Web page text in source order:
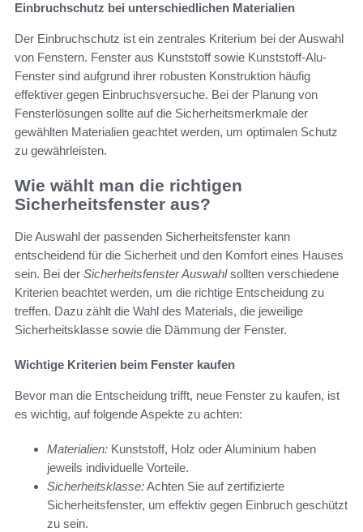
Einbruchschutz bei unterschiedlichen Materialien
Der Einbruchschutz ist ein zentrales Kriterium bei der Auswahl
von Fenstern. Fenster aus Kunststoff sowie Kunststoff-Alu-
Fenster sind aufgrund ihrer robusten Konstruktion häufig
effektiver gegen Einbruchsversuche. Bei der Planung von
Fensterlösungen sollte auf die Sicherheitsmerkmale der
gewählten Materialien geachtet werden, um optimalen Schutz
zu gewährleisten.
Wie wählt man die richtigen
Sicherheitsfenster aus?
Die Auswahl der passenden Sicherheitsfenster kann
entscheidend für die Sicherheit und den Komfort eines Hauses
sein. Bei der Sicherheitsfenster Auswahlsollten verschiedene
Kriterien beachtet werden, um die richtige Entscheidung zu
treffen. Dazu zählt die Wahl des Materials, die jeweilige
Sicherheitsklasse sowie die Dämmung der Fenster.
Wichtige Kriterien beim Fenster kaufen
Bevor man die Entscheidung trifft, neue Fenster zu kaufen, ist
es wichtig, auf folgende Aspekte zu achten:
Materialien: Kunststoff, Holz oder Aluminium haben
jeweils individuelle Vorteile.
Sicherheitsklasse:Achten Sie auf zertifizierte
Sicherheitsfenster, um effektiv gegen Einbruch geschützt
zu sein.